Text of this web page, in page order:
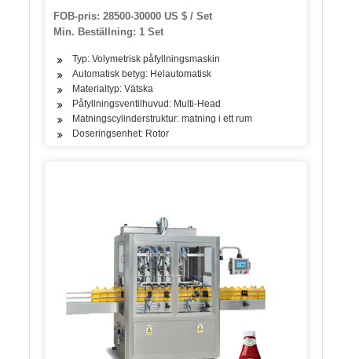
aluminiumburkfyllmedel och seamare / dryck
flytande påfyllnings- och förpackningsmaskin
FOB-pris: 28500-30000 US $ / Set
Min. Beställning: 1 Set
Typ: Volymetrisk påfyllningsmaskin
Automatisk betyg: Helautomatisk
Materialtyp: Vätska
Påfyllningsventilhuvud: Multi-Head
Matningscylinderstruktur: matning i ett rum
Doseringsenhet: Rotor